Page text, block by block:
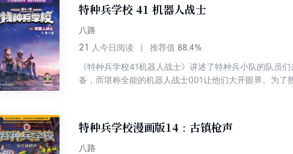
特种兵学校 41 机器人战士
八路
21 人今日阅读 推荐值 88.4%
《特种兵学校41机器人战士》讲述了特种兵小队的队员
备，而堪称全能的机器人战士001让他们大开眼界。为了
特种兵学校漫画版14：古镇枪声
八路